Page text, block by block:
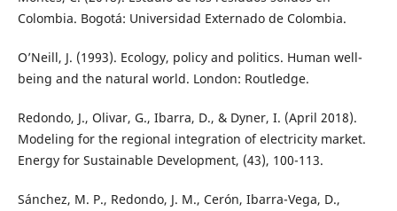
Colombia. Bogotá: Universidad Externado de Colombia.
O’Neill, J. (1993). Ecology, policy and politics. Human well-
being and the natural world. London: Routledge.
Redondo, J., Olivar, G., Ibarra, D., & Dyner, I. (April 2018).
Modeling for the regional integration of electricity market.
Energy for Sustainable Development, (43), 100-113.
Sánchez, M. P., Redondo, J. M., Cerón, Ibarra-Vega, D.,